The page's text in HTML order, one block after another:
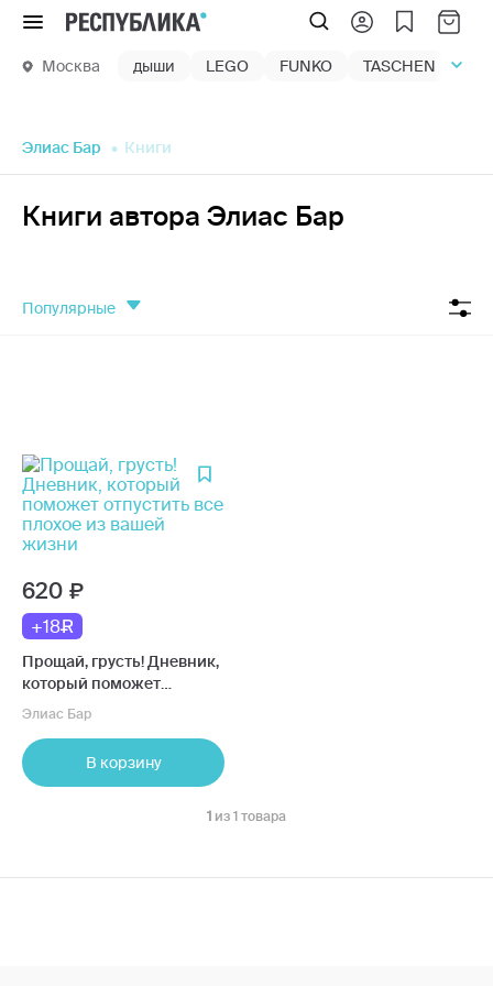
Меню
Москва дыши LEGO FUNKO TASCHEN
Элиас Бар Книги
Книги автора Элиас Бар
популярные
620
+18
Прощай, грусть! Дневник,
который поможет
отпустить все плохое из
Элиас Бар
В корзину
1 из 1 товара